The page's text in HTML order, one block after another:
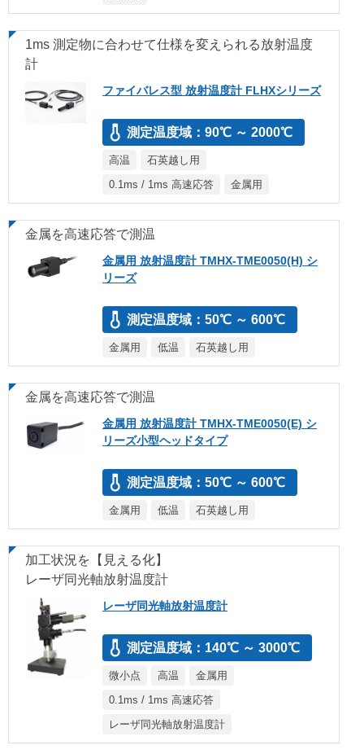
1ms 測定物に合わせて仕様を変えられる放射温度
計
ファイバレス型 放射温度計 FLHXシリーズ
測定温度域：90℃ ～ 2000℃
高温
石英越し用
0.1ms / 1ms 高速応答
金属用
金属を高速応答で測温
金属用 放射温度計 TMHX-TME0050(H) シ
リーズ
測定温度域：50℃ ～ 600℃
金属用 低温 石英越し用
金属を高速応答で測温
金属用 放射温度計 TMHX-TME0050(E) シ
リーズ小型ヘッドタイプ
測定温度域：50℃ ～ 600℃
金属用 低温 石英越し用
加工状況を【見える化】
レーザ同光軸放射温度計
レーザ同光軸放射温度計
測定温度域：140℃ ～ 3000℃
微小点 高温
金属用
0.1ms / 1ms 高速応答
レーザ同光軸放射温度計